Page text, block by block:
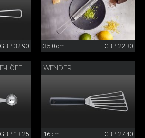
GBP 32.90 35.0 cm GBP 22.80
GBP 18.25
WENDER
16 cm GBP 27.40